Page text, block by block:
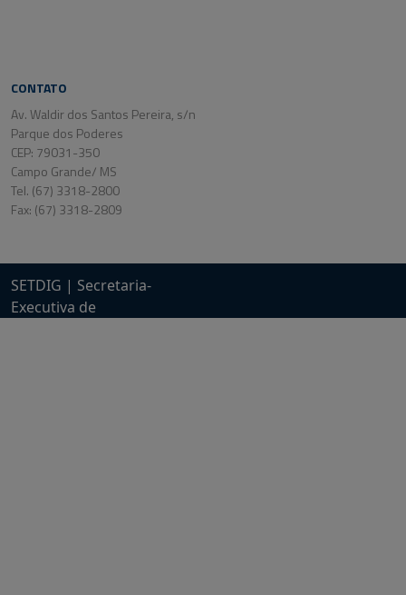
CONTATO
Av. Waldir dos Santos Pereira, s/n
Parque dos Poderes
CEP: 79031-350
Campo Grande/ MS
Tel. (67) 3318-2800
Fax: (67) 3318-2809
SETDIG | Secretaria-
Executiva de